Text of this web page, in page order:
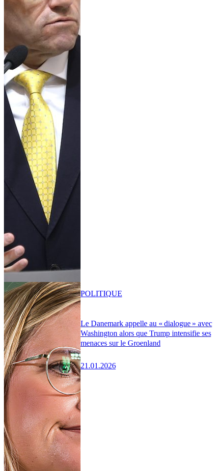
Le Danemark appelle au « dialogue » avec
Washington alors que Trump intensifie ses
menaces sur le Groenland
21.01.2026
POLITIQUE